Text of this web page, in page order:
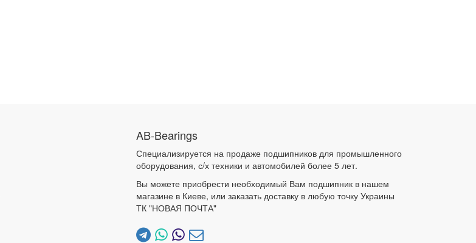
AB-Bearings
Специализируется на продаже подшипников для промышленного
оборудования, с/х техники и автомобилей более 5 лет.
Вы можете приобрести необходимый Вам подшипник в нашем
магазине в Киеве, или заказать доставку в любую точку Украины
ТК "НОВАЯ ПОЧТА"